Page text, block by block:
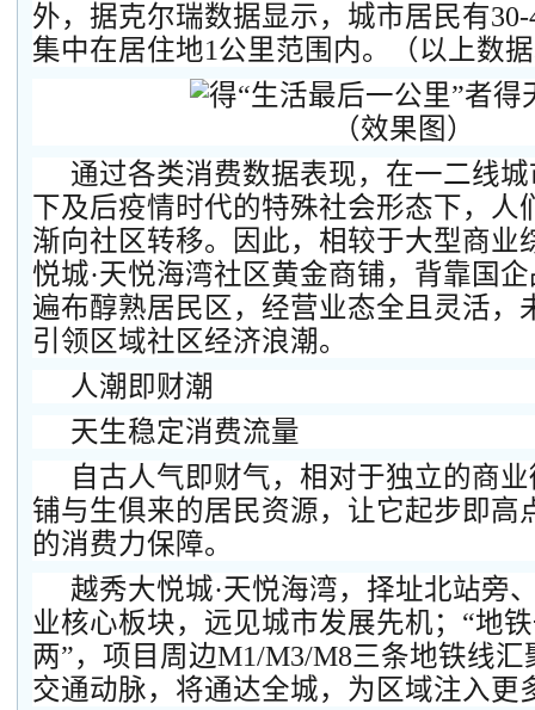
外，据克尔瑞数据显示，城市居民有
集中在居住地1公里范围内。（以上数
（效果图）
通过各类消费数据表现，在一二线
下及后疫情时代的特殊社会形态下，人
渐向社区转移。因此，相较于大型商业
悦城·天悦海湾社区黄金商铺，背靠国
遍布醇熟居民区，经营业态全且灵活，
引领区域社区经济浪潮。
人潮即财潮
天生稳定消费流量
自古人气即财气，相对于独立的商
铺与生俱来的居民资源，让它起步即高
的消费力保障。
越秀大悦城·天悦海湾，择址北站旁
业核心板块，远见城市发展先机；“地
两”，项目周边M1/M3/M8三条地铁线
交通动脉，将通达全城，为区域注入更